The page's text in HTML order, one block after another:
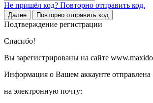
Не пришёл код? Повторно отправить код.
Далее Повторно отправить код
Подтверждение регистрации
Спасибо!
Вы зарегистрированы на сайте
Информация о Вашем аккаунте отправлена
на электронную почту: